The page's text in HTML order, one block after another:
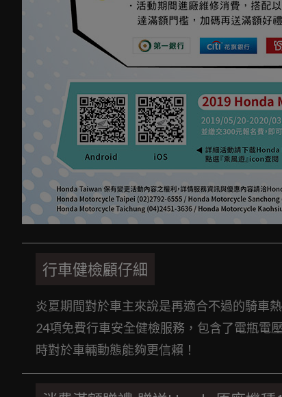
行車健檢顧仔細
炎夏期間對於車主來說是再適合不過的騎車
24項免費行車安全健檢服務，包含了電瓶電
時對於車輛動態能夠更信賴！